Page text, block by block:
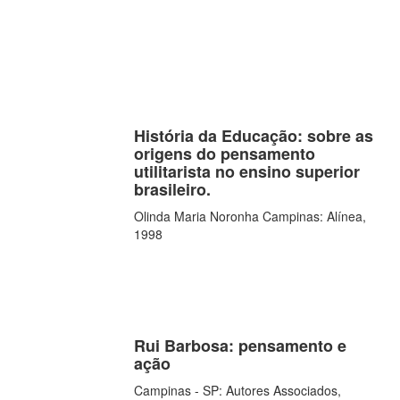
História da Educação: sobre as
origens do pensamento
utilitarista no ensino superior
brasileiro.
Olinda Maria Noronha Campinas: Alínea,
1998
Rui Barbosa: pensamento e
ação
Campinas - SP: Autores Associados,